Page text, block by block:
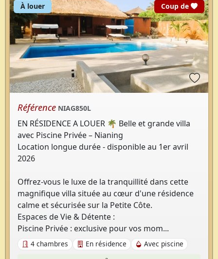
À louer Coup de cœur
Référence NIAG850L
EN RÉSIDENCE A LOUER 🌴 Belle et grande villa
avec Piscine Privée – Nianing
Location longue durée - disponible au 1er avril
2026
Offrez-vous le luxe de la tranquillité dans cette
magnifique villa située au cœur d'une résidence
calme et sécurisée sur la Petite Côte.
Espaces de Vie & Détente :
Piscine Privée : exclusive pour vos mom...
4 chambres En résidence
Avec piscine